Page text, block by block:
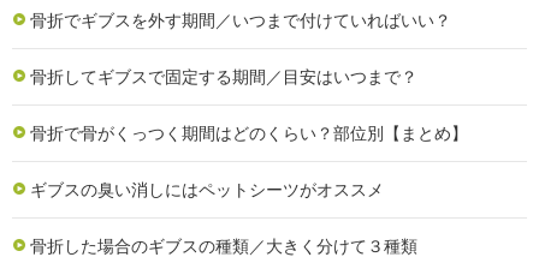
骨折でギブスを外す期間／いつまで付けていればいい？
骨折してギブスで固定する期間／目安はいつまで？
骨折で骨がくっつく期間はどのくらい？部位別【まとめ】
ギブスの臭い消しにはペットシーツがオススメ
骨折した場合のギブスの種類／大きく分けて３種類